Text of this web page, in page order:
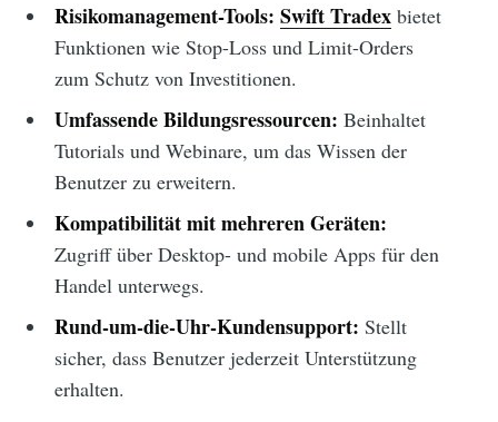
Risikomanagement-Tools: Swift Tradexbietet
Funktionen wie Stop-Loss und Limit-Orders
zum Schutz von Investitionen.
Umfassende Bildungsressourcen: Beinhaltet
Tutorials und Webinare, um das Wissen der
Benutzer zu erweitern.
Kompatibilität mit mehreren Geräten:
Zugriff über Desktop- und mobile Apps für den
Handel unterwegs.
Rund-um-die-Uhr-Kundensupport: Stellt
sicher, dass Benutzer jederzeit Unterstützung
erhalten.